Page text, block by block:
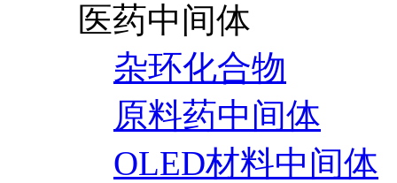
医药中间体
杂环化合物
原料药中间体
OLED材料中间体